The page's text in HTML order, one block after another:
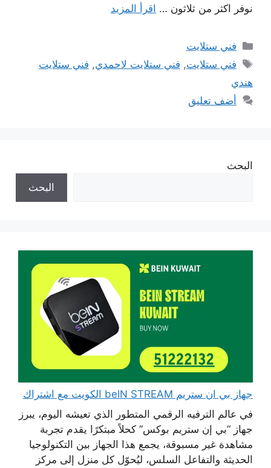
نوفر اكثر من ثلاثون … اقرأ المزيد
التصنيفات
فني ستلايت
الوسوم
فني ستلايت, فني ستلايت لاحمدي, فني ستلايت
هندي
أضف تعليق
البحث
البحث
جهاز بي ان ستريم beIN STREAM الكويت مع اشتراك
في عالم الترفيه الرقمي المتطور الذي تعيشه اليوم، يبرز
جهاز “بي إن ستريم بوكس” كحلاً مبتكرًا يقدم تجربة
مشاهدة غير مسبوقة، يجمع هذا الجهاز بين التكنولوجيا
الحديثة والتفاعل السلس، ليُحوّل كل منزل إلى مركز